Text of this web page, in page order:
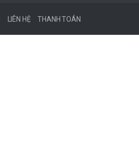
LIÊN HỆ THANH TOÁN